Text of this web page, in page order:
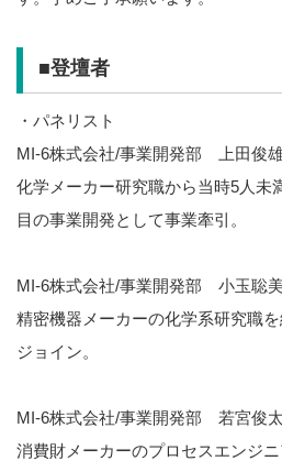
■登壇者
・パネリスト
MI-6株式会社/事業開発部 上田俊
化学メーカー研究職から当時5人未
目の事業開発として事業牽引。
MI-6株式会社/事業開発部 小玉聡美
精密機器メーカーの化学系研究職
ジョイン。
MI-6株式会社/事業開発部 若宮俊
消費財メーカーのプロセスエンジ